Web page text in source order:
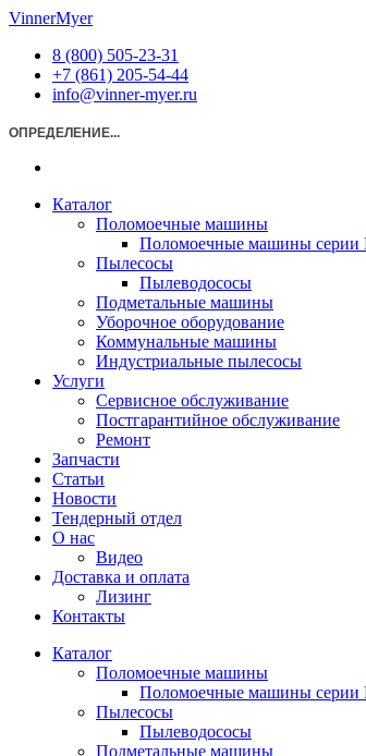
Перейти
содержимому
VinnerMyer
8 (800) 505-23-31
+7 (861) 205-54-44
info@vinner-myer.ru
ОПРЕДЕЛЕНИЕ...
Каталог
Поломоечные машины
Поломоечные машины серии
Пылесосы
Пылеводососы
Подметальные машины
Уборочное оборудование
Коммунальные машины
Индустриальные пылесосы
Услуги
Сервисное обслуживание
Постгарантийное обслуживание
Ремонт
Запчасти
Статьи
Новости
Тендерный отдел
О нас
Видео
Доставка и оплата
Лизинг
Контакты
Каталог
Поломоечные машины
Поломоечные машины серии
Пылесосы
Пылеводососы
Подметальные машины